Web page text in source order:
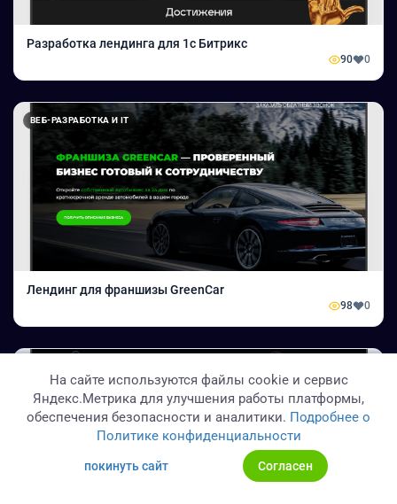
Разработка лендинга для 1с Битрикс
90 0
ВЕБ-РАЗРАБОТКА И IT
Лендинг для франшизы GreenCar
98 0
На сайте используются файлы cookie и сервис
Яндекс.Метрика для улучшения работы платформы,
обеспечения безопасности и аналитики. Подробнее о
Политике конфиденциальности
покинуть сайт Согласен